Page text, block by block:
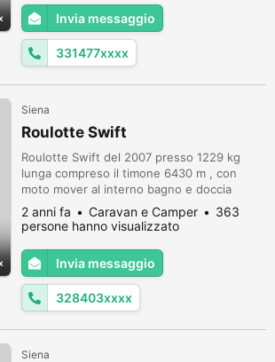
altro serbatoio e un codino da verniciare,
prezzo leggermente trattabile scambio con
auto di mio gradimento scrivere su
whatsapp
Invia messaggio
331477xxxx
Siena
Roulotte Swift
Roulotte Swift del 2007 presso 1229 kg
lunga compreso il timone 6430 m , con
moto mover al interno bagno e doccia
separate frigorifero cucina microonde tv e
in ottime condizioni
2 anni fa Caravan e Camper
363
persone hanno visualizzato
Invia messaggio
328403xxxx
Siena